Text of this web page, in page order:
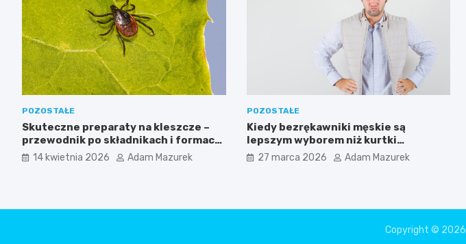
POZOSTAŁE
Skuteczne preparaty na kleszcze –
przewodnik po składnikach i formach
ochrony
14 kwietnia 2026 Adam Mazurek
POZOSTAŁE
Kiedy bezrękawniki męskie są
lepszym wyborem niż kurtki
przejściowe?
27 marca 2026 Adam Mazurek
Copyright © 2026